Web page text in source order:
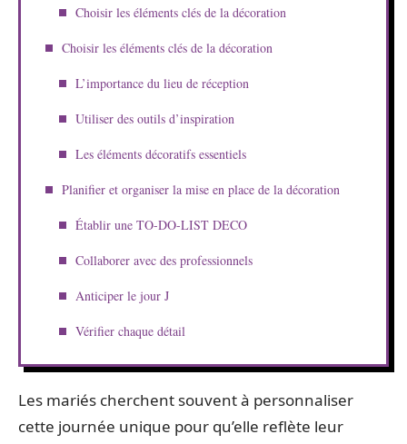
Choisir les éléments clés de la décoration
Choisir les éléments clés de la décoration
L’importance du lieu de réception
Utiliser des outils d’inspiration
Les éléments décoratifs essentiels
Planifier et organiser la mise en place de la décoration
Établir une TO-DO-LIST DECO
Collaborer avec des professionnels
Anticiper le jour J
Vérifier chaque détail
Les mariés cherchent souvent à personnaliser
cette journée unique pour qu’elle reflète leur